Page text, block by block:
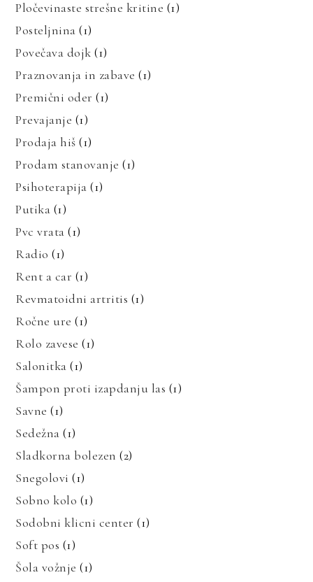
Pločevinaste strešne kritine (1)
Posteljnina (1)
Povečava dojk (1)
Praznovanja in zabave (1)
Premični oder (1)
Prevajanje (1)
Prodaja hiš (1)
Prodam stanovanje (1)
Psihoterapija (1)
Putika (1)
Pvc vrata (1)
Radio (1)
Rent a car (1)
Revmatoidni artritis (1)
Ročne ure (1)
Rolo zavese (1)
Salonitka (1)
Šampon proti izapdanju las (1)
Savne (1)
Sedežna (1)
Sladkorna bolezen (2)
Snegolovi (1)
Sobno kolo (1)
Sodobni klicni center (1)
Soft pos (1)
Šola vožnje (1)